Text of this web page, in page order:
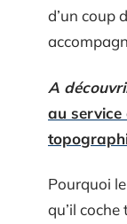
d’un coup
A
au
Pourquoi
qu’il